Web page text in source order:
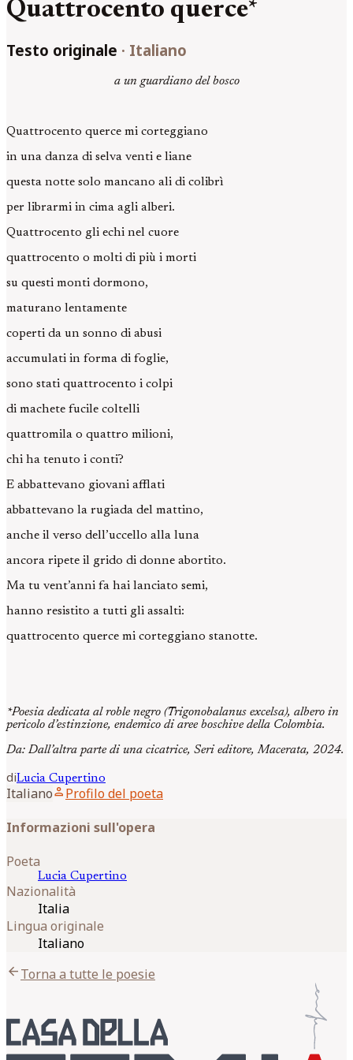
Quattrocento querce*
Testo originale · Italiano
a un guardiano del bosco
Quattrocento querce mi corteggiano
in una danza di selva venti e liane
questa notte solo mancano ali di colibrì
per librarmi in cima agli alberi.
Quattrocento gli echi nel cuore
quattrocento o molti di più i morti
su questi monti dormono,
maturano lentamente
coperti da un sonno di abusi
accumulati in forma di foglie,
sono stati quattrocento i colpi
di machete fucile coltelli
quattromila o quattro milioni,
chi ha tenuto i conti?
E abbattevano giovani afflati
abbattevano la rugiada del mattino,
anche il verso dell’uccello alla luna
ancora ripete il grido di donne abortito.
Ma tu vent’anni fa hai lanciato semi,
hanno resistito a tutti gli assalti:
quattrocento querce mi corteggiano stanotte.
*Poesia dedicata al roble negro (Trigonobalanus excelsa), albero in
pericolo d’estinzione, endemico di aree boschive della Colombia.
Da: Dall’altra parte di una cicatrice, Seri editore, Macerata, 2024.
diLucia Cupertino
Italianoperson Profilo del poeta
Informazioni sull'opera
Poeta
Lucia Cupertino
Nazionalità
Italia
Lingua originale
Italiano
arrow_backTorna a tutte le poesie